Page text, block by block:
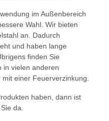
im Außenbereich
Wahl. Wir bieten
an. Dadurch
und haben lange
finden Sie
in vielen anderen
einer Feuerverzinkung.
haben, dann ist
da.